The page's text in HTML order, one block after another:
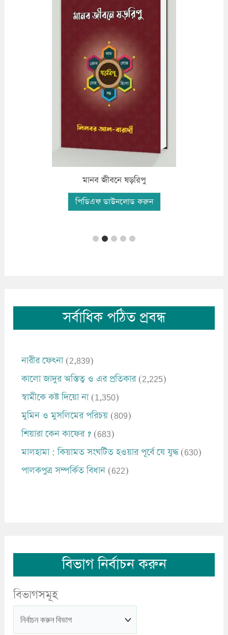
ফযীলতপূর্ন দো’আ ও যিকির
পিডিএফ ডাউনলোড করুন
সর্বাধিক পঠিত প্রবন্ধ
নারীর ফেৎনা (2,839)
কালো জাদুর অস্তিত্ব ও এর প্রতিকার (2,225)
স্বামীকে কষ্ট দিয়ো না (1,350)
মুমিন ও মুসলিমের পরিচয় (809)
শিয়ারা কেন কাফের ? (683)
মালহামা : কিয়ামত সংঘটিত হওয়ার পূর্বে যে যুদ্ধ (630)
পালকপুত্র সম্পর্কিত বিধান (622)
বিভাগ নির্বাচন করুন
বিভাগসমূহ